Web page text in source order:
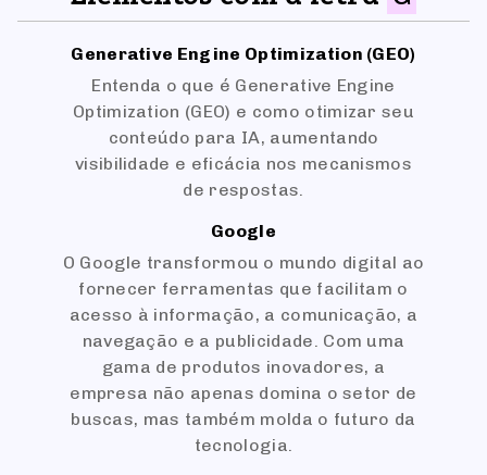
Generative Engine Optimization (GEO)
Entenda o que é Generative Engine
Optimization (GEO) e como otimizar seu
conteúdo para IA, aumentando
visibilidade e eficácia nos mecanismos
de respostas.
Google
O Google transformou o mundo digital ao
fornecer ferramentas que facilitam o
acesso à informação, a comunicação, a
navegação e a publicidade. Com uma
gama de produtos inovadores, a
empresa não apenas domina o setor de
buscas, mas também molda o futuro da
tecnologia.